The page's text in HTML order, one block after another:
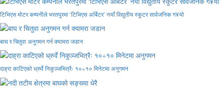
टिभिएस मोटर कम्पनीले भरतपुरमा ‘टिभिएस अर्बिटर’ नयाँ विद्युतीय स्कुटर सार्वजनिक ग¥यो
बाघ र चितुवा अनुगमन गर्न क्यामरा जडान
दाह्रा काटिएको ध्रुर्वे निकुञ्जभित्रैः १०÷१० मिनेटमा अनुगमन